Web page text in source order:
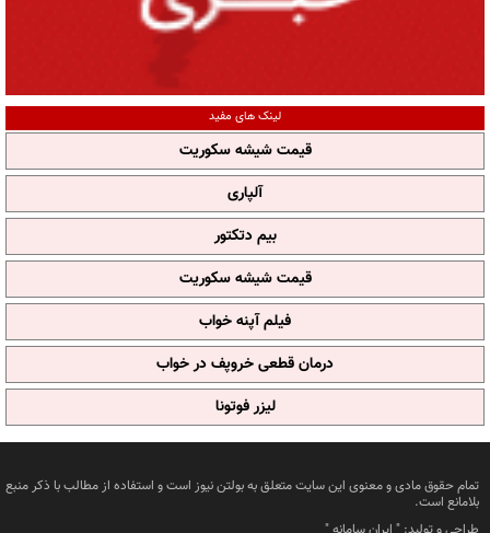
لینک های مفید
قیمت شیشه سکوریت
آلپاری
بیم دتکتور
قیمت شیشه سکوریت
فیلم آپنه خواب
درمان قطعی خروپف در خواب
لیزر فوتونا
تمام حقوق مادی و معنوی این سایت متعلق به بولتن نیوز است و استفاده از مطالب با ذکر منبع
بلامانع است.